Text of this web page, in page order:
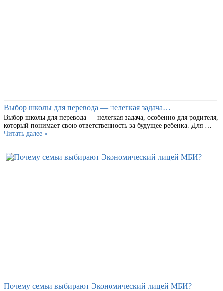
Выбор школы для перевода — нелегкая задача…
Выбор школы для перевода — нелегкая задача, особенно для родителя,
который понимает свою ответственность за будущее ребенка. Для …
Читать далее »
Почему семьи выбирают Экономический лицей МБИ?